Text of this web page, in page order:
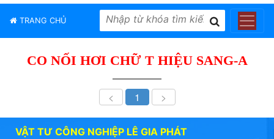
TRANG CHỦ
PHẨM
HIỆU
CO NỐI HƠI CHỮ T HIỆU SANG-A
< 1 >
VẬT TƯ CÔNG NGHIỆP LÊ GIA PHÁT